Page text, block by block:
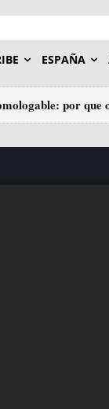
ESPAÑA
por
cadea, dous